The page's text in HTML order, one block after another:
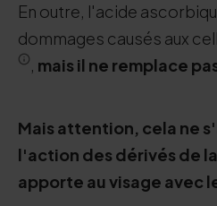
En outre, l'acide
dommages causés aux
, mais il ne remplace
Mais attention, cela ne
l'action des dérivés de
apporte au visage avec